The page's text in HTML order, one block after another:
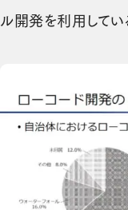
ル開発を利用してい